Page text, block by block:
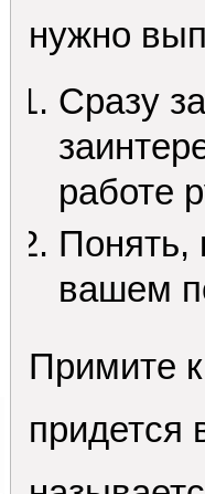
нужно
Сразу
работе
Понять,
вашем
Примите
придется